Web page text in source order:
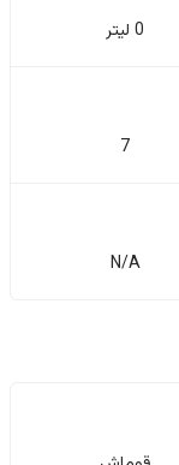
0 لیتر
7
N/A